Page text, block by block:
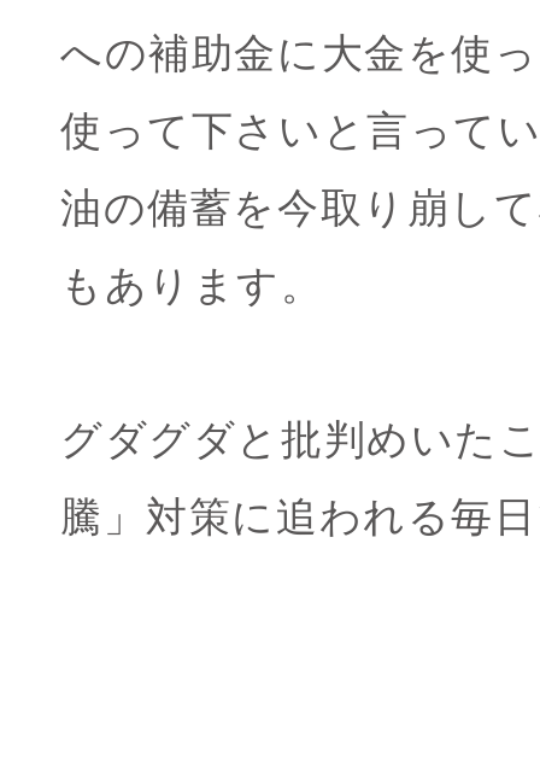
への補助金に大金を使
使って下さいと言って
油の備蓄を今取り崩し
もあります。
グダグダと批判めいた
騰」対策に追われる毎